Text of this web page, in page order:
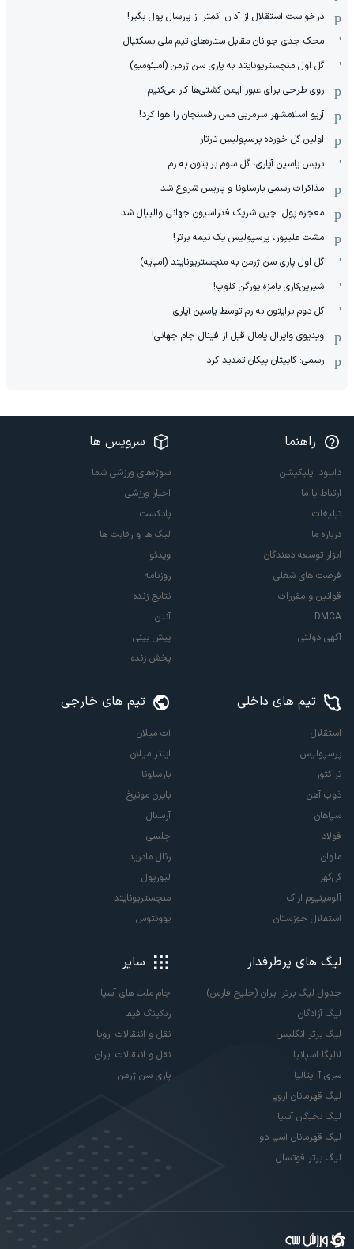
درخواست استقلال از آدان: کمتر از پارسال پول بگیر!
محک جدی ‌جوانان مقابل ستاره‌های تیم ملی بسکتبال
گل اول منچستریونایتد به پاری سن ژرمن (امبئومبو)
روی طرحی برای عبور ایمن کشتی‌ها کار می‌کنیم
آریو اسلامشهر سرمربی مس رفسنجان را هوا کرد!
اولین گل خورده پرسپولیسِ تارتار
بریس یاسین آیاری، گل سوم برایتون به رم
مذاکرات رسمی بارسلونا و پاریس شروع شد
معجزه پول: چین شریک فدراسیون جهانی والیبال شد
مشت علیپور، پرسپولیس یک نیمه برتر!
گل اول پاری سن ژرمن به منچستریونایتد (امبایه)
شیرین‌کاری بامزه یورگن کلوپ!
گل دوم برایتون به رم توسط یاسین آیاری
ویدیوی وایرال یامال قبل از فینال جام جهانی!
رسمی: کاپیتان پیکان تمدید کرد
راهنما
دانلود اپلیکیشن
ارتباط با ما
تبلیغات
درباره ما
ابزار توسعه دهندگان
فرصت های شغلی
قوانین و مقررات
DMCA
آگهی دولتی
سرویس ها
سوژه‌های ورزشی شما
اخبار ورزشی
پادکست
لیگ ها و رقابت ها
ویدئو
روزنامه
نتایج زنده
آنتن
پیش بینی
پخش زنده
تیم های داخلی
استقلال
پرسپولیس
تراکتور
ذوب آهن
سپاهان
فولاد
ملوان
گل‌گهر
آلومینیوم اراک
استقلال خوزستان
تیم های خارجی
آث میلان
اینتر میلان
بارسلونا
بایرن مونیخ
آرسنال
چلسی
رئال مادرید
لیورپول
منچستریونایتد
یوونتوس
لیگ های پرطرفدار
جدول لیگ برتر ایران (خلیج فارس)
لیگ آزادگان
لیگ برتر انگلیس
لالیگا اسپانیا
سری آ ایتالیا
لیگ قهرمانان اروپا
لیگ نخبگان آسیا
لیگ قهرمانان آسیا دو
لیگ برتر فوتسال
سایر
جام ملت های آسیا
رنکینگ فیفا
نقل و انتقالات اروپا
نقل و انتقالات ایران
پاری سن ژرمن